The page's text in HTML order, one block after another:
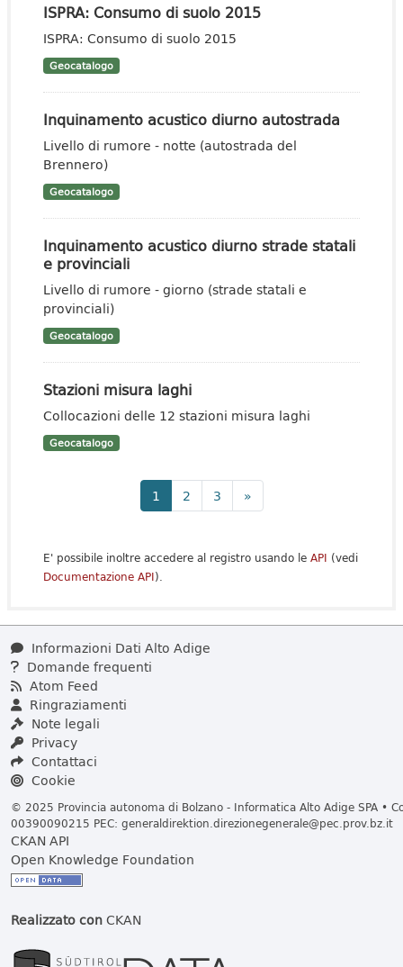
ISPRA: Consumo di suolo 2015
ISPRA: Consumo di suolo 2015
Geocatalogo
Inquinamento acustico diurno autostrada
Livello di rumore - notte (autostrada del
Brennero)
Geocatalogo
Inquinamento acustico diurno strade statali
e provinciali
Livello di rumore - giorno (strade statali e
provinciali)
Geocatalogo
Stazioni misura laghi
Collocazioni delle 12 stazioni misura laghi
Geocatalogo
1 2 3 »
E' possibile inoltre accedere al registro usando le API (vedi
Documentazione API).
Informazioni Dati Alto Adige
Domande frequenti
Atom Feed
Ringraziamenti
Note legali
Privacy
Contattaci
Cookie
© 2025 Provincia autonoma di Bolzano - Informatica Alto Adige SPA •
00390090215 PEC: generaldirektion.direzionegenerale@pec.prov.bz.it
CKAN API
Open Knowledge Foundation
Realizzato conCKAN